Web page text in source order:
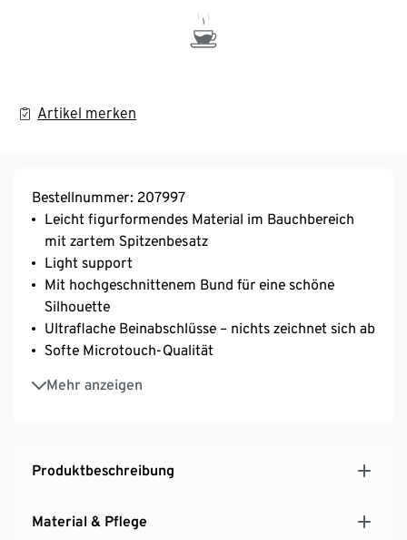
Artikel merken
Bestellnummer: 207997
Leicht figurformendes Material im Bauchbereich
mit zartem Spitzenbesatz
Light support
Mit hochgeschnittenem Bund für eine schöne
Silhouette
Ultraflache Beinabschlüsse – nichts zeichnet sich ab
Softe Microtouch-Qualität
Mehr anzeigen
Mit hochwertigem Markenelasthan für
Langlebigkeit und hohe Waschbeständigkeit
Produktbeschreibung
Material & Pflege